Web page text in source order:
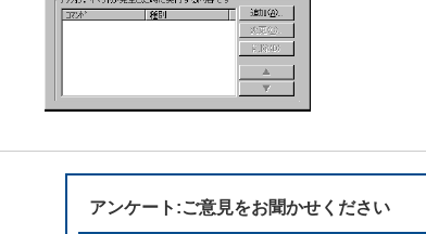
アンケート:ご意見をお聞かせください